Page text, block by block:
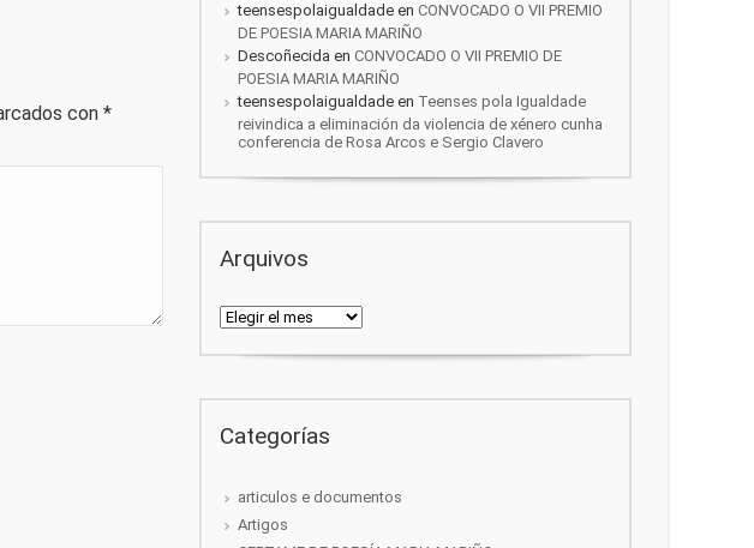
con *
teensespolaigualdade en CONVOCADO O VII PREMIO
DE POESIA MARIA MARIÑO
Descoñecida en CONVOCADO O VII PREMIO DE
POESIA MARIA MARIÑO
teensespolaigualdade en Teenses pola Igualdade
reivindica a eliminación da violencia de xénero cunha
conferencia de Rosa Arcos e Sergio Clavero
Arquivos
Arquivos
Categorías
articulos e documentos
Artigos